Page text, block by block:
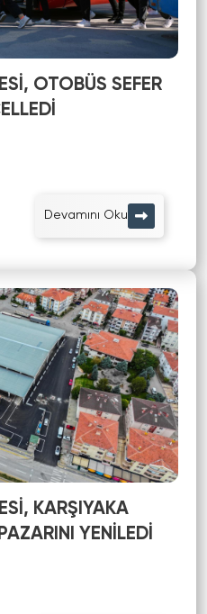
OTOBÜS SEFER
Devamını Oku
KARŞIYAKA
YENİLEDİ